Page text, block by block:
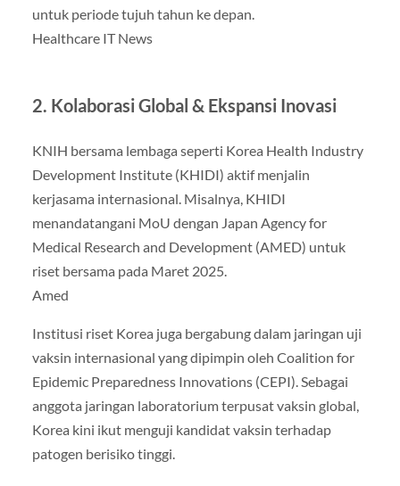
untuk periode tujuh tahun ke depan.
Healthcare IT News
2. Kolaborasi Global & Ekspansi Inovasi
KNIH bersama lembaga seperti Korea Health Industry
Development Institute (KHIDI) aktif menjalin
kerjasama internasional. Misalnya, KHIDI
menandatangani MoU dengan Japan Agency for
Medical Research and Development (AMED) untuk
riset bersama pada Maret 2025.
Amed
Institusi riset Korea juga bergabung dalam jaringan uji
vaksin internasional yang dipimpin oleh Coalition for
Epidemic Preparedness Innovations (CEPI). Sebagai
anggota jaringan laboratorium terpusat vaksin global,
Korea kini ikut menguji kandidat vaksin terhadap
patogen berisiko tinggi.